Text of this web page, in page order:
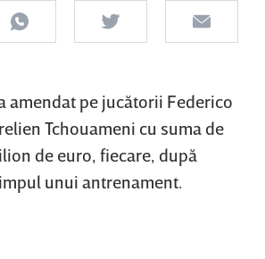
amendat pe jucătorii Federico
Tchouameni cu suma de
de euro, fiecare, după
unui antrenament.